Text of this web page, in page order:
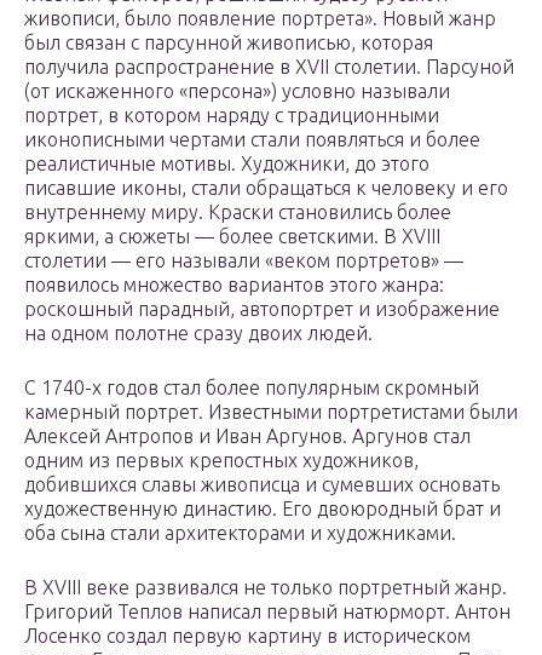
живописи, было появление портрета». Новый жанр
был связан с парсунной живописью, которая
получила распространение в XVII столетии. Парсуной
(от искаженного «персона») условно называли
портрет, в котором наряду с традиционными
иконописными чертами стали появляться и более
реалистичные мотивы. Художники, до этого
писавшие иконы, стали обращаться к человеку и его
внутреннему миру. Краски становились более
яркими, а сюжеты — более светскими. В XVIII
столетии — его называли «веком портретов» —
появилось множество вариантов этого жанра:
роскошный парадный, автопортрет и изображение
на одном полотне сразу двоих людей.
С 1740-х годов стал более популярным скромный
камерный портрет. Известными портретистами были
Алексей Антропов и Иван Аргунов. Аргунов стал
одним из первых крепостных художников,
добившихся славы живописца и сумевших основать
художественную династию. Его двоюродный брат и
оба сына стали архитекторами и художниками.
В XVIII веке развивался не только портретный жанр.
Григорий Теплов написал первый натюрморт. Антон
Лосенко создал первую картину в историческом